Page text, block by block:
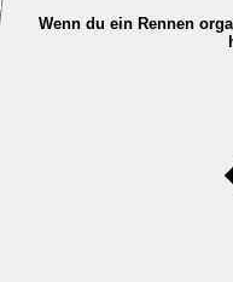
Wenn du ein Rennen